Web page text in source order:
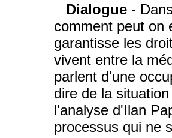
Dialogue -
comment peut on
garantisse les
vivent entre la
parlent d'une
dire de la
l'analyse d'Ilan
processus qui ne